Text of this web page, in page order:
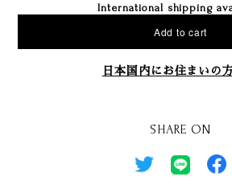
International shipping
Add to cart
日本国内にお住まいの
SHARE ON